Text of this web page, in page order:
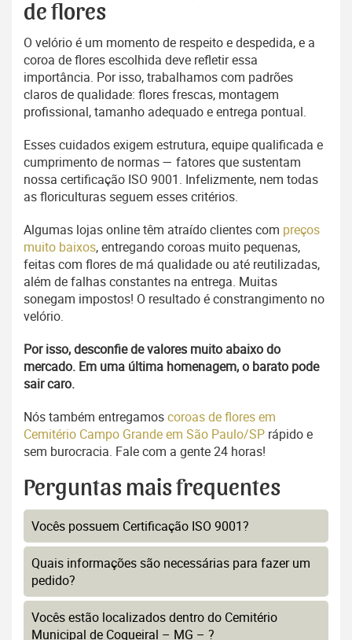
de flores
O velório é um momento de respeito e despedida, e a
coroa de flores escolhida deve refletir essa
importância. Por isso, trabalhamos com padrões
claros de qualidade: flores frescas, montagem
profissional, tamanho adequado e entrega pontual.
Esses cuidados exigem estrutura, equipe qualificada e
cumprimento de normas — fatores que sustentam
nossa certificação ISO 9001. Infelizmente, nem todas
as floriculturas seguem esses critérios.
Algumas lojas online têm atraído clientes com preços
muito baixos, entregando coroas muito pequenas,
feitas com flores de má qualidade ou até reutilizadas,
além de falhas constantes na entrega. Muitas
sonegam impostos! O resultado é constrangimento no
velório.
Por isso, desconfie de valores muito abaixo do
mercado. Em uma última homenagem, o barato pode
sair caro.
Nós também entregamoscoroas de flores em
Cemitério Campo Grande em São Paulo/SP rápido e
sem burocracia. Fale com a gente 24 horas!
Perguntas mais frequentes
Vocês possuem Certificação ISO 9001?
Quais informações são necessárias para fazer um
pedido?
Vocês estão localizados dentro do Cemitério
Municipal de Coqueiral – MG – ?